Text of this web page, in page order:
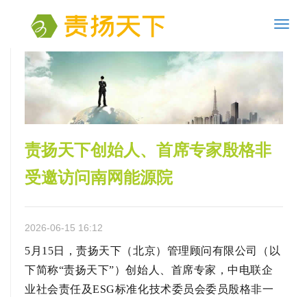
责扬天下创始人、首席专家殷格非
受邀访问南网能源院
2026-06-15 16:12
5月15日，责扬天下（北京）管理顾问有限公司（以
下简称“责扬天下”）创始人、首席专家，中电联企
业社会责任及ESG标准化技术委员会委员殷格非一